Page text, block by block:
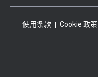
使用条款 Cookie 政策